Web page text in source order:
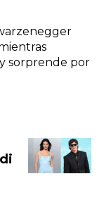
sorprende por